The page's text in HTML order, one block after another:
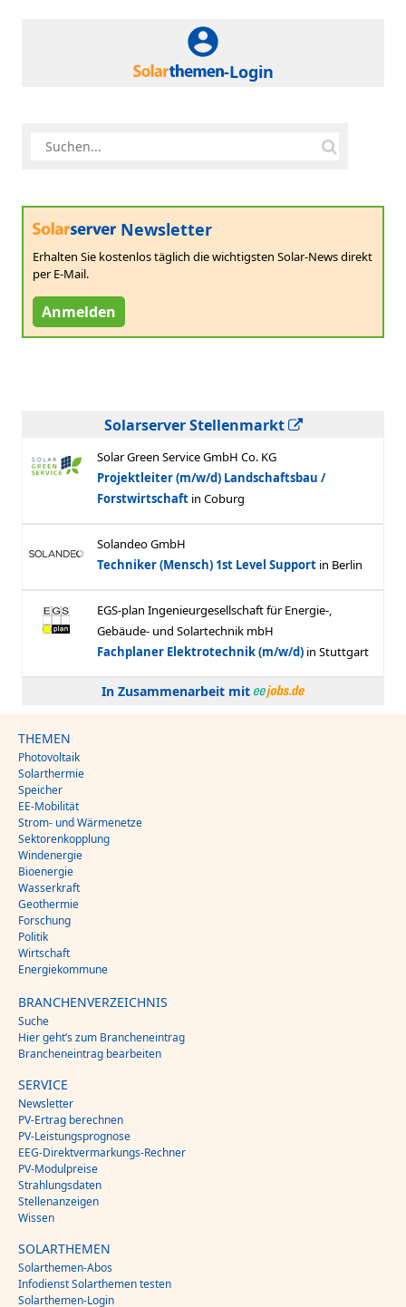
-Login
Newsletter
Erhalten Sie kostenlos täglich die wichtigsten Solar-News direkt
per E-Mail.
Anmelden
Solarserver Stellenmarkt
In Zusammenarbeit mit
THEMEN
Photovoltaik
Solarthermie
Speicher
EE-Mobilität
Strom- und Wärmenetze
Sektorenkopplung
Windenergie
Bioenergie
Wasserkraft
Geothermie
Forschung
Politik
Wirtschaft
Energiekommune
BRANCHENVERZEICHNIS
Suche
Hier geht’s zum Brancheneintrag
Brancheneintrag bearbeiten
SERVICE
Newsletter
PV-Ertrag berechnen
PV-Leistungsprognose
EEG-Direktvermarkungs-Rechner
PV-Modulpreise
Strahlungsdaten
Stellenanzeigen
Wissen
SOLARTHEMEN
Solarthemen-Abos
Infodienst Solarthemen testen
Solarthemen-Login